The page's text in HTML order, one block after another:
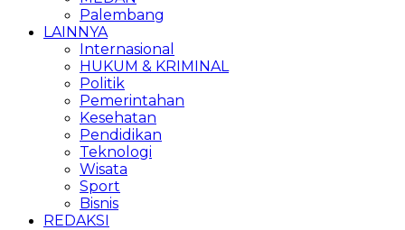
Palembang
LAINNYA
Internasional
HUKUM & KRIMINAL
Politik
Pemerintahan
Kesehatan
Pendidikan
Teknologi
Wisata
Sport
Bisnis
REDAKSI